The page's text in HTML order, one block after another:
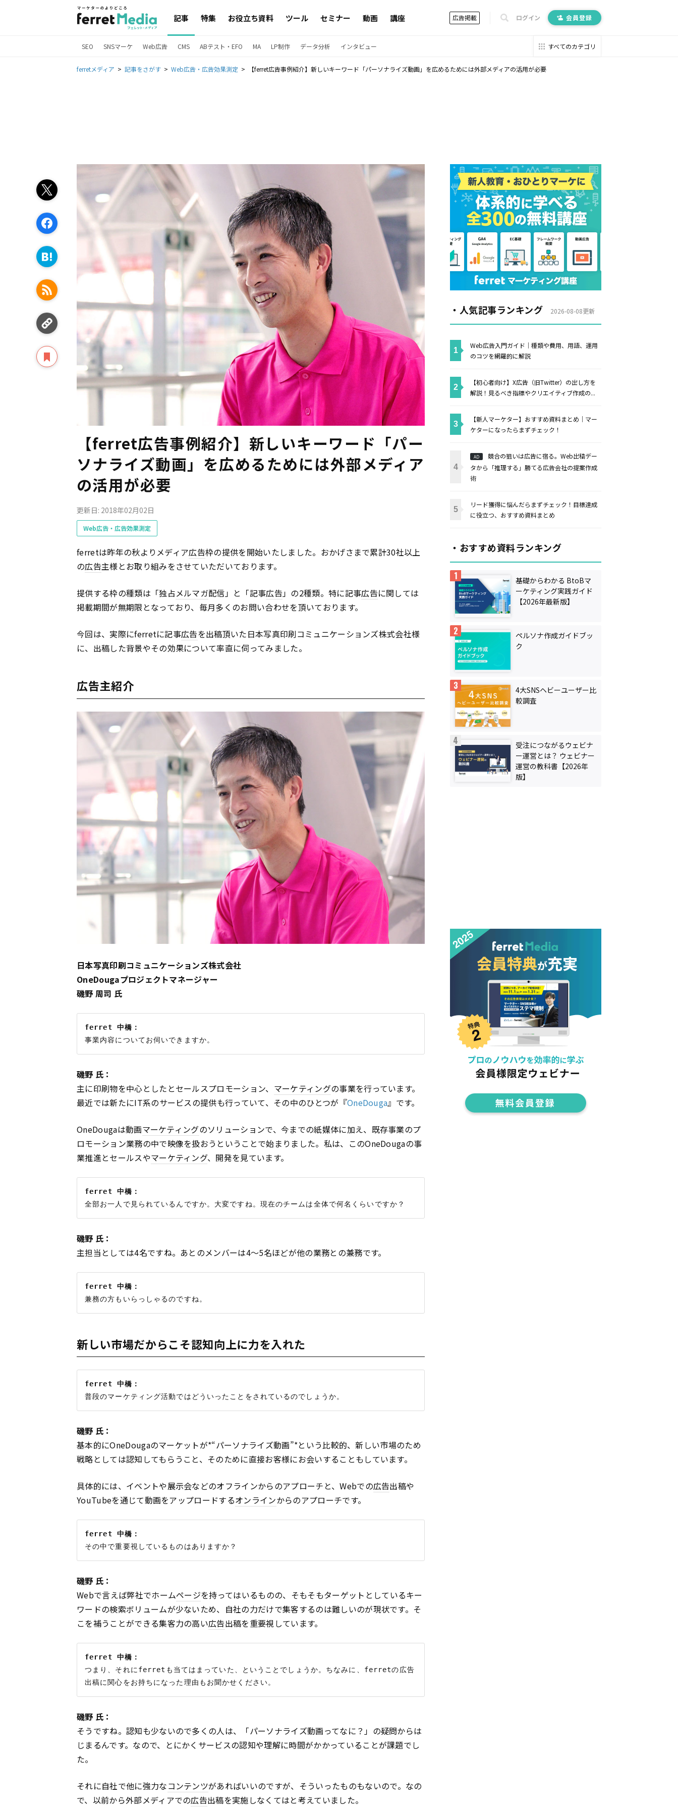
記事 特集 お役立ち資料 ツール セミナー 動画 講座 広告掲載 ログイン 会員登録
SEO SNSマーケ Web広告 CMS ABテスト・EFO MA LP制作 データ分析 インタビュー すべてのカテゴリ
ferretメディア 記事をさがす Web広告・広告効果測定 【ferret広告事例紹介】新しいキーワード「パーソナライズ動画」を広めるためには外部メディアの活用が必要
【ferret広告事例紹介】新しいキーワード「パー
ソナライズ動画」を広めるためには外部メディア
の活用が必要
更新日: 2018年02月02日
Web広告・広告効果測定
ferretは昨年の秋よりメディア広告枠の提供を開始いたしました。おかげさまで累計30社以上
の広告主様とお取り組みをさせていただいております。
提供する枠の種類は「独占メルマガ配信」と「記事広告」の2種類。特に記事広告に関しては
掲載期間が無期限となっており、毎月多くのお問い合わせを頂いております。
今回は、実際にferretに記事広告を出稿頂いた日本写真印刷コミュニケーションズ株式会社様
に、出稿した背景やその効果について率直に伺ってみました。
広告主紹介
日本写真印刷コミュニケーションズ株式会社
OneDougaプロジェクトマネージャー
磯野 周司 氏
ferret 中橋：
磯野 氏：
主に印刷物を中心としたとセールスプロモーション、 マーケティングの事業を行っています。
最近では新たにIT系のサービスの提供も行っていて、その中のひとつが『OneDouga』です。
OneDougaは動画マーケティングのソリューションで、今までの紙媒体に加え、既存事業のプ
ロモーション業務の中で映像を扱おうということで始まりました。私は、このOneDougaの事
業推進とセールスやマーケティング、開発を見ています。
ferret 中橋：
磯野 氏：
主担当としては4名ですね。あとのメンバーは4〜5名ほどが他の業務との兼務です。
ferret 中橋：
新しい市場だからこそ認知向上に力を入れた
ferret 中橋：
磯野 氏：
基本的にOneDougaのマーケットが*“パーソナライズ動画”*という比較的、新しい市場のため
戦略としては認知してもらうこと、そのために直接お客様にお会いすることもしています。
具体的には、イベントや展示会などのオフラインからのアプローチと、Webでの広告出稿や
YouTubeを通じて動画をアップロードするオンラインからのアプローチです。
ferret 中橋：
磯野 氏：
Webで言えば弊社でホームページを持ってはいるものの、そもそもターゲットとしているキー
ワードの検索ボリュームが少ないため、自社の力だけで集客するのは難しいのが現状です。そ
こを補うことができる集客力の高い広告出稿を重要視しています。
ferret 中橋：
つまり、それにferretも当てはまっていた、ということでしょうか。ちなみに、ferretの広告
磯野 氏：
そうですね。認知も少ないので多くの人は、「パーソナライズ動画ってなに？」の疑問からは
じまるんです。なので、とにかくサービスの認知や理解に時間がかかっていることが課題でし
た。
それに自社で他に強力なコンテンツがあればいいのですが、そういったものもないので。なの
で、以前から外部メディアでの広告出稿を実施しなくてはと考えていました。
・人気記事ランキング 2026-08-08更新
Web広告入門ガイド｜種類や費用、用語、運用
のコツを網羅的に解説
【初心者向け】X広告（旧Twitter）の出し方を
解説！見るべき指標やクリエイティブ作成の...
【新人マーケター】おすすめ資料まとめ｜マー
ケターになったらまずチェック！
AD
競合の狙いは広告に宿る。Web出稿デー
タから「推理する」勝てる広告会社の提案作成
術
リード獲得に悩んだらまずチェック！目標達成
に役立つ、おすすめ資料まとめ
・おすすめ資料ランキング
基礎からわかる BtoBマ
ーケティング実践ガイド
【2026年最新版】
ペルソナ作成ガイドブッ
ク
4大SNSヘビーユーザー比
較調査
受注につながるウェビナ
ー運営とは？ ウェビナー
運営の教科書【2026年
版】